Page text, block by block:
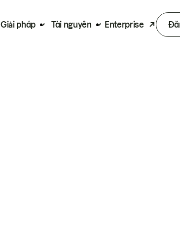
Giải pháp Tài nguyên Enterprise